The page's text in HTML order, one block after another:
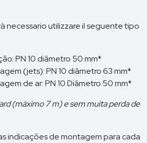
necessario utilizzare il seguente tipo
PN 10 diâmetro 50 mm*
(jets): PN 10 diâmetro 63 mm*
de ar: PN 10 Diâmetro 50 mm*
(máximo 7 m) e sem muita perda de
indicações de montagem para cada